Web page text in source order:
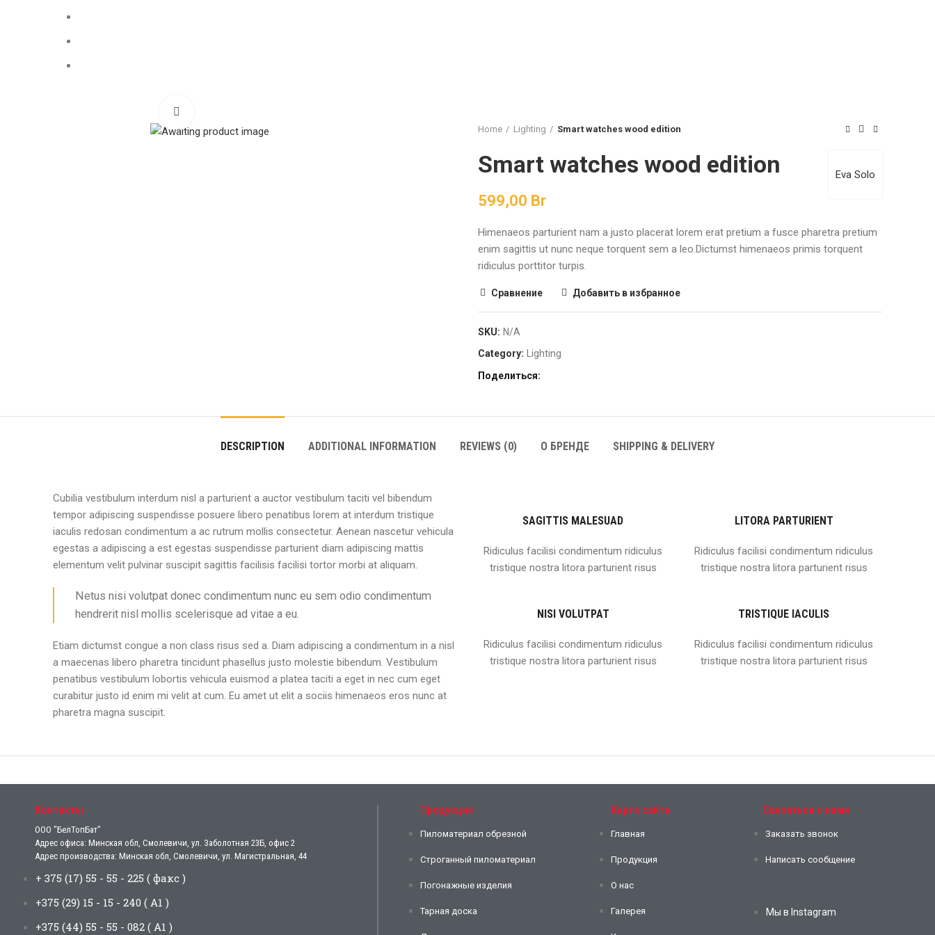
Home
Lighting Smart watches wood edition
Eva Solo
Smart watches wood edition
599,00 Br
Himenaeos parturient nam a justo placerat lorem erat pretium a fusce pharetra pretium
enim sagittis ut nunc neque torquent sem a leo.Dictumst himenaeos primis torquent
ridiculus porttitor turpis.
Сравнение Добавить в избранное
SKU: N/A
Category:
Lighting
Поделиться
DESCRIPTION ADDITIONAL INFORMATION REVIEWS (0) О БРЕНДЕ SHIPPING & DELIVERY
Cubilia vestibulum interdum nisl a parturient a auctor vestibulum taciti vel bibendum
tempor adipiscing suspendisse posuere libero penatibus lorem at interdum tristique
iaculis redosan condimentum a ac rutrum mollis consectetur. Aenean nascetur vehicula
egestas a adipiscing a est egestas suspendisse parturient diam adipiscing mattis
elementum velit pulvinar suscipit sagittis facilisis facilisi tortor morbi at aliquam.
Netus nisi volutpat donec condimentum nunc eu sem odio condimentum
hendrerit nisl mollis scelerisque ad vitae a eu.
Etiam dictumst congue a non class risus sed a. Diam adipiscing a condimentum in a nisl
a maecenas libero pharetra tincidunt phasellus justo molestie bibendum. Vestibulum
penatibus vestibulum lobortis vehicula euismod a platea taciti a eget in nec cum eget
curabitur justo id enim mi velit at cum. Eu amet ut elit a sociis himenaeos eros nunc at
pharetra magna suscipit.
SAGITTIS MALESUAD
Ridiculus facilisi condimentum ridiculus
tristique nostra litora parturient risus
NISI VOLUTPAT
Ridiculus facilisi condimentum ridiculus
tristique nostra litora parturient risus
LITORA PARTURIENT
Ridiculus facilisi condimentum ridiculus
tristique nostra litora parturient risus
TRISTIQUE IACULIS
Ridiculus facilisi condimentum ridiculus
tristique nostra litora parturient risus
Контакты
ООО "БелТопБат"
Адрес офиса: Минская обл, Смолевичи, ул. Заболотная 23Б, офис 2
Адрес производства: Минская обл, Смолевичи, ул. Магистральная, 44
+ 375 (17) 55 - 55 - 225 ( факс )
+375 (29) 15 - 15 - 240 ( А1 )
+375 (44) 55 - 55 - 082 ( А1 )
Продукция
Пиломатериал обрезной
Строганный пиломатериал
Погонажные изделия
Тарная доска
Карта сайта
Главная
Продукция
О нас
Галерея
Связаться с нами
Заказать звонок
Написать сообщение
Мы в Instagram